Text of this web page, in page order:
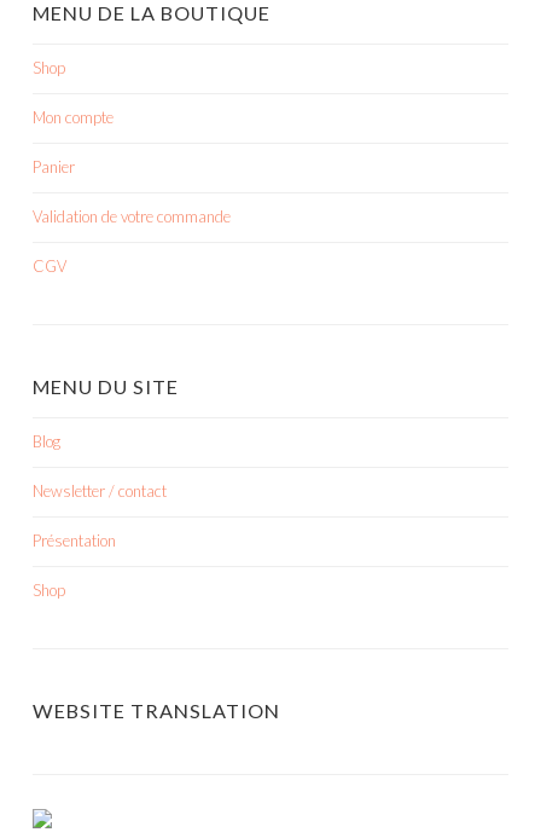
MENU DE LA BOUTIQUE
Shop
Mon compte
Panier
Validation de votre commande
CGV
MENU DU SITE
Blog
Newsletter / contact
Présentation
Shop
WEBSITE TRANSLATION